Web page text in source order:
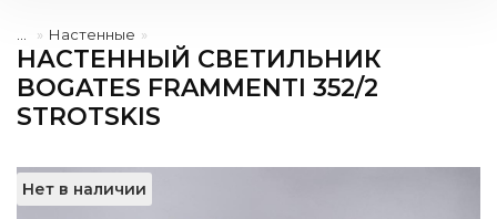
Настенные
НАСТЕННЫЙ СВЕТИЛЬНИК
BOGATES FRAMMENTI 352/2
STROTSKIS
Нет в наличии